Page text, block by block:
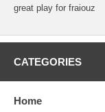
great play for fraiouz
CATEGORIES
Home